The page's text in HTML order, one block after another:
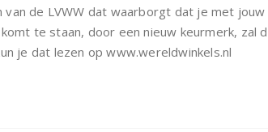
de LVWW dat waarborgt dat je met
te staan, door een nieuw keurmerk,
je dat lezen op www.wereldwinkels.nl